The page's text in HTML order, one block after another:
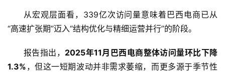
从宏观层面看，339亿次访问量意味着巴西电商已从
“高速扩张期”迈入“结构优化与精细运营并行”的阶段。
报告指出， 2025年11月巴西电商整体访问量环比下降
1.3% ，但这一短期波动并非需求萎缩，而更多源于季节性